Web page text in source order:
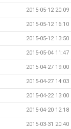
2015-05-12 20:09
2015-05-12 16:10
2015-05-12 13:50
2015-05-04 11:47
2015-04-27 19:00
2015-04-27 14:03
2015-04-22 13:00
2015-04-20 12:18
2015-03-31 20:40